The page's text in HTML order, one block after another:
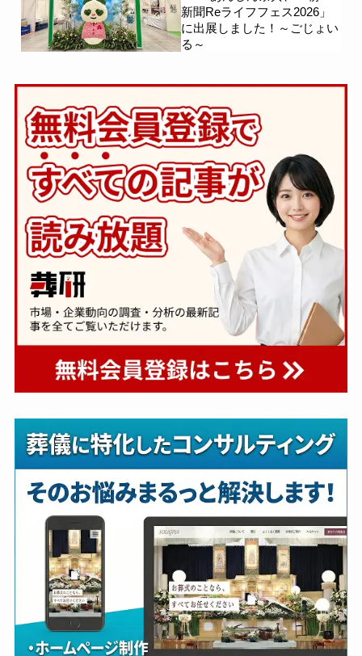
新聞Reライフフェス2026」
に出展しました！～ごじょい
る～